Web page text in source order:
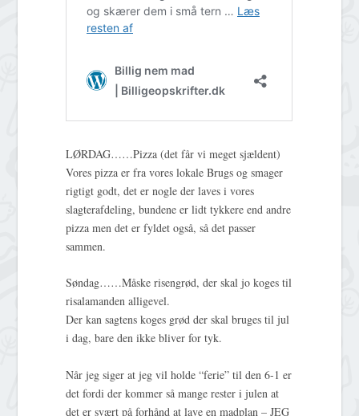
LØRDAG……Pizza (det får vi meget sjældent)
Vores pizza er fra vores lokale Brugs og smager
rigtigt godt, det er nogle der laves i vores
slagterafdeling, bundene er lidt tykkere end andre
pizza men det er fyldet også, så det passer
sammen.
Søndag……Måske risengrød, der skal jo koges til
risalamanden alligevel.
Der kan sagtens koges grød der skal bruges til jul
i dag, bare den ikke bliver for tyk.
Når jeg siger at jeg vil holde “ferie” til den 6-1 er
det fordi der kommer så mange rester i julen at
det er svært på forhånd at lave en madplan – JEG